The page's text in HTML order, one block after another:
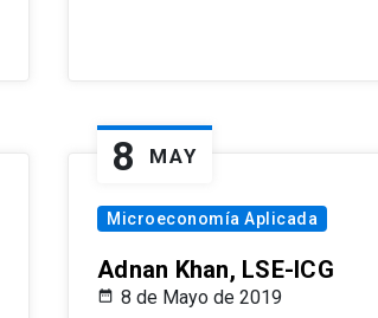
8 MAY
Microeconomía Aplicada
Adnan Khan, LSE-ICG
8 de Mayo de 2019